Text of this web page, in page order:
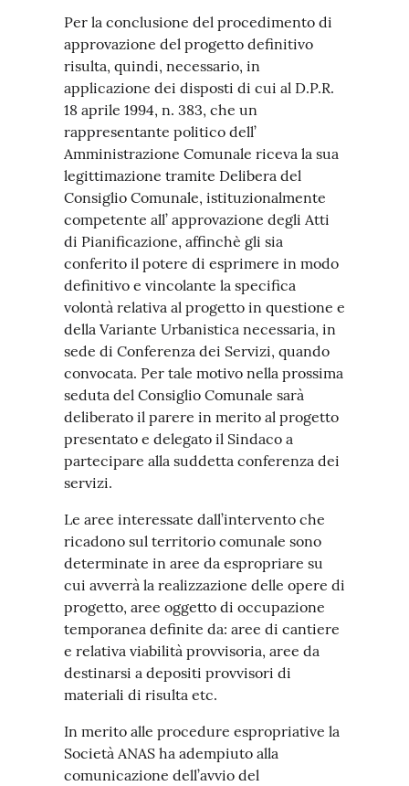
Per la conclusione del procedimento di
approvazione del progetto definitivo
risulta, quindi, necessario, in
applicazione dei disposti di cui al D.P.R.
18 aprile 1994, n. 383, che un
rappresentante politico dell’
Amministrazione Comunale riceva la sua
legittimazione tramite Delibera del
Consiglio Comunale, istituzionalmente
competente all’ approvazione degli Atti
di Pianificazione, affinchè gli sia
conferito il potere di esprimere in modo
definitivo e vincolante la specifica
volontà relativa al progetto in questione e
della Variante Urbanistica necessaria, in
sede di Conferenza dei Servizi, quando
convocata. Per tale motivo nella prossima
seduta del Consiglio Comunale sarà
deliberato il parere in merito al progetto
presentato e delegato il Sindaco a
partecipare alla suddetta conferenza dei
servizi.
Le aree interessate dall’intervento che
ricadono sul territorio comunale sono
determinate in aree da espropriare su
cui avverrà la realizzazione delle opere di
progetto, aree oggetto di occupazione
temporanea definite da: aree di cantiere
e relativa viabilità provvisoria, aree da
destinarsi a depositi provvisori di
materiali di risulta etc.
In merito alle procedure espropriative la
Società ANAS ha adempiuto alla
comunicazione dell’avvio del